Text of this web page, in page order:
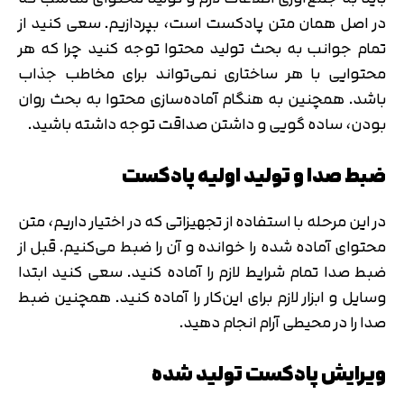
در اصل همان متن پادکست است، بپردازیم. سعی کنید از
تمام جوانب به بحث تولید محتوا توجه کنید چرا که هر
محتوایی با هر ساختاری نمی‌تواند برای مخاطب جذاب
باشد. همچنین به هنگام آماده‌سازی محتوا به بحث روان
بودن، ساده گویی و داشتن صداقت توجه داشته باشید.
ضبط صدا و تولید اولیه پادکست
در این مرحله با استفاده از تجهیزاتی که در اختیار داریم، متن
محتوای آماده شده را خوانده و آن را ضبط می‌کنیم. قبل از
ضبط صدا تمام شرایط لازم را آماده کنید. سعی کنید ابتدا
وسایل و ابزار لازم برای این‌کار را آماده کنید. همچنین ضبط
صدا را در محیطی آرام انجام دهید.
ویرایش پادکست تولید شده